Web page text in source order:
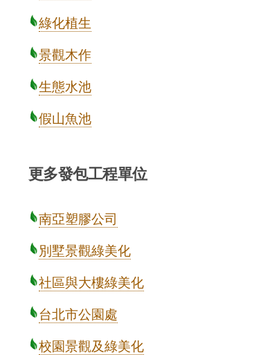
綠化植生
景觀木作
生態水池
假山魚池
更多發包工程單位
南亞塑膠公司
別墅景觀綠美化
社區與大樓綠美化
台北市公園處
校園景觀及綠美化